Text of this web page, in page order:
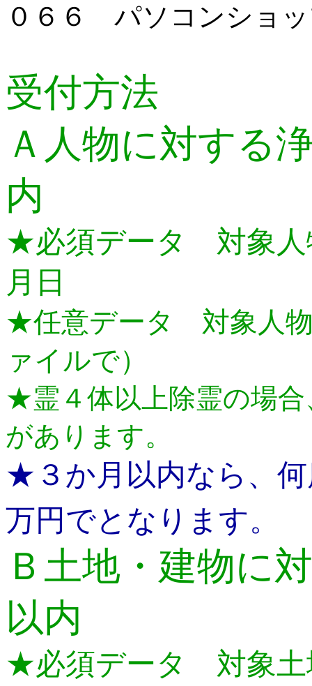
０６６ パソコンショ
受付方法
Ａ人物に対する
内
★必須データ 対象人
月日
★任意データ 対象人物
ァイルで）
★霊４体以上除霊の場
があります。
★３か月以内なら、
万円でとなります。
Ｂ土地・建物に
以内
★必須データ 対象土